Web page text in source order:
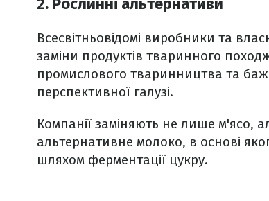
2. Рослинні альтернативи
Всесвітньовідомі виробники та
заміни продуктів тваринного
промислового тваринництва та
перспективної галузі.
Компанії заміняють не лише м'ясо,
альтернативне молоко, в основі
шляхом ферментації цукру.